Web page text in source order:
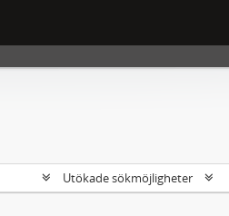
Utökade sökmöjligheter